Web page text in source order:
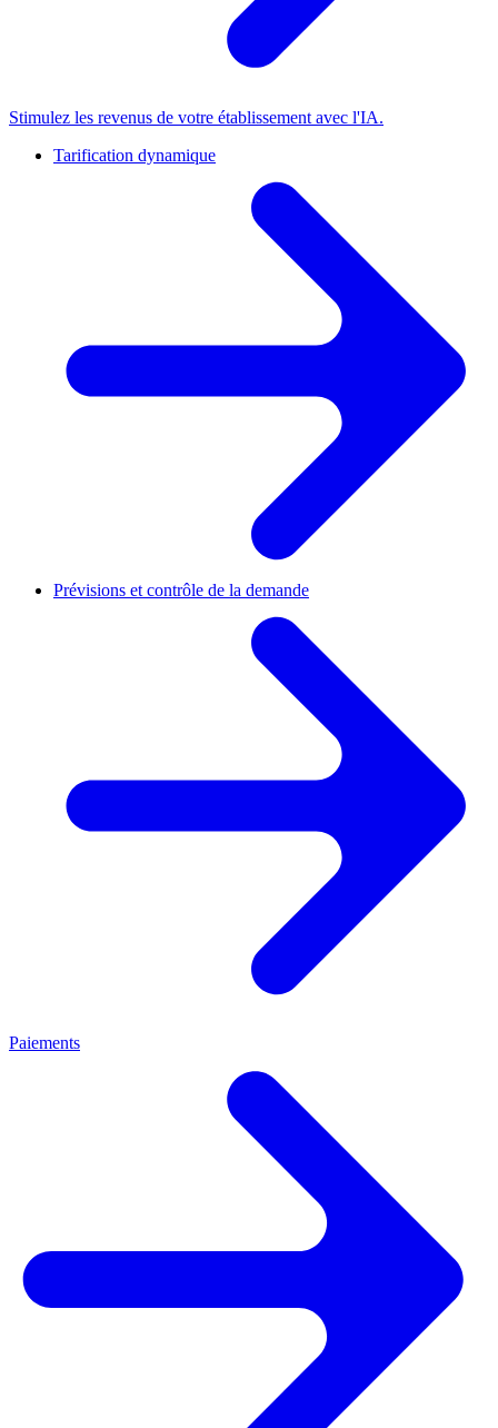
Stimulez les revenus de votre établissement avec l'IA.
Tarification dynamique
Prévisions et contrôle de la demande
Paiements